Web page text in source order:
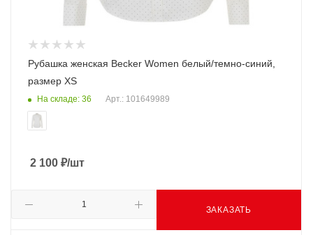
Рубашка женская Becker Women белый/темно-синий,
размер XS
На складе: 36 Арт.: 101649989
2 100 ₽/шт
ЗАКАЗАТЬ